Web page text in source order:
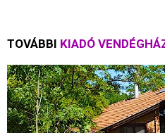
TOVÁBBI KIADÓ